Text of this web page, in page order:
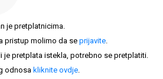
je pretplatnicima.
pristup molimo da seprijavite.
pretplata istekla, potrebno se pretplatiti.
odnosa kliknite ovdje.